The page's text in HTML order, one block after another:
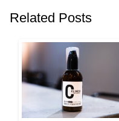
Related Posts